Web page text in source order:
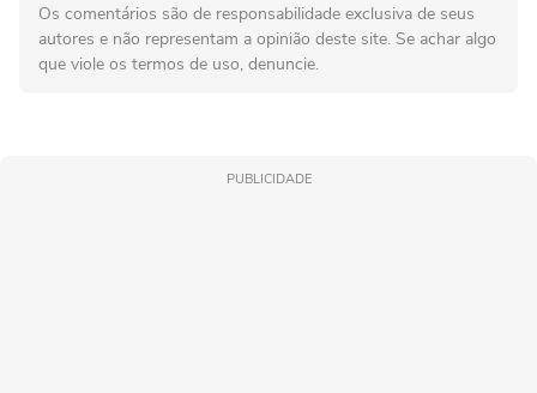
Os comentários são de responsabilidade exclusiva de seus
autores e não representam a opinião deste site. Se achar algo
que viole os termos de uso, denuncie.
PUBLICIDADE